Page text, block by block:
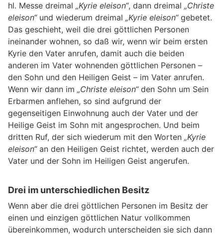
hl. Messe dreimal „Kyrie eleison“, dann dreimal „Christe
eleison“und wiederum dreimal „Kyrie eleison“gebetet.
Das geschieht, weil die drei göttlichen Personen
ineinander wohnen, so daß wir, wenn wir beim ersten
Kyrie den Vater anrufen, damit auch die beiden
anderen im Vater wohnenden göttlichen Personen –
den Sohn und den Heiligen Geist – im Vater anrufen.
Wenn wir dann im „Christe eleison“den Sohn um Sein
Erbarmen anflehen, so sind aufgrund der
gegenseitigen Einwohnung auch der Vater und der
Heilige Geist im Sohn mit angesprochen. Und beim
dritten Ruf, der sich wiederum mit den Worten „Kyrie
eleison“an den Heiligen Geist richtet, werden auch der
Vater und der Sohn im Heiligen Geist angerufen.
Drei im unterschiedlichen Besitz
Wenn aber die drei göttlichen Personen im Besitz der
einen und einzigen göttlichen Natur vollkommen
übereinkommen, wodurch unterscheiden sie sich dann